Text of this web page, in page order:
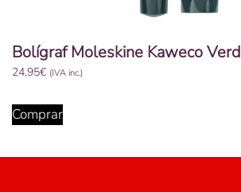
Bolígraf Moleskine Kaweco Verd
24,95€ (IVA inc.)
Comprar